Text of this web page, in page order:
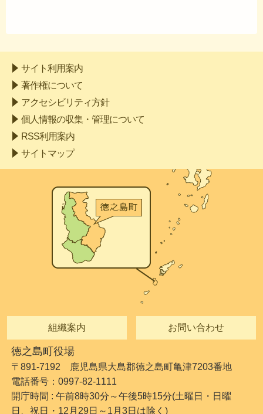
サイト利用案内
著作権について
アクセシビリティ方針
個人情報の収集・管理について
RSS利用案内
サイトマップ
組織案内 お問い合わせ
徳之島町役場
〒891-7192 鹿児島県大島郡徳之島町亀津7203番地
電話番号：0997-82-1111
開庁時間 : 午前8時30分～午後5時15分(土曜日・日曜
日、祝日・12月29日～1月3日は除く)